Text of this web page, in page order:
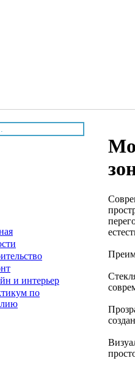
и интерьер
по